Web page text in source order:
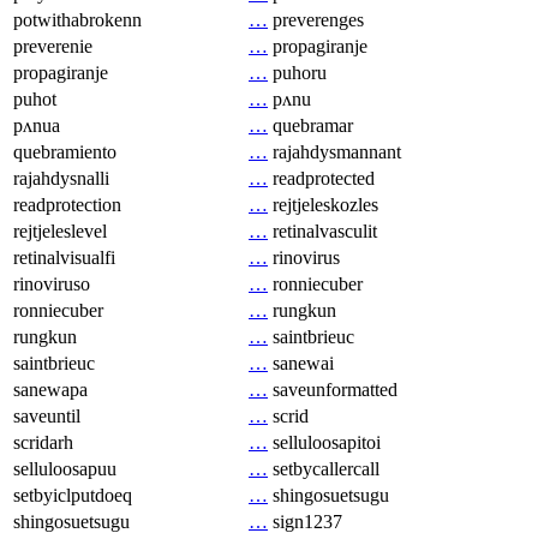
potwithabrokenn
… preverenges
preverenie
… propagiranje
propagiranje
… puhoru
puhot
… pʌnu
pʌnua
… quebramar
quebramiento
… rajahdysmannant
rajahdysnalli
… readprotected
readprotection
… rejtjeleskozles
rejtjeleslevel
… retinalvasculit
retinalvisualfi
… rinovirus
rinoviruso
… ronniecuber
ronniecuber
… rungkun
rungkun
… saintbrieuc
saintbrieuc
… sanewai
sanewapa
… saveunformatted
saveuntil
… scrid
scridarh
… selluloosapitoi
selluloosapuu
… setbycallercall
setbyiclputdoeq
… shingosuetsugu
shingosuetsugu
… sign1237